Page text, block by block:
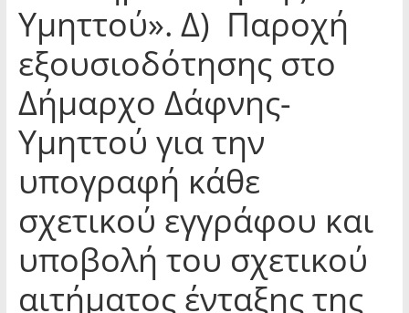
Υμηττού». Δ) Παροχή
εξουσιοδότησης στο
Δήμαρχο Δάφνης-
Υμηττού για την
υπογραφή κάθε
σχετικού εγγράφου και
υποβολή του σχετικού
αιτήματος ένταξης της